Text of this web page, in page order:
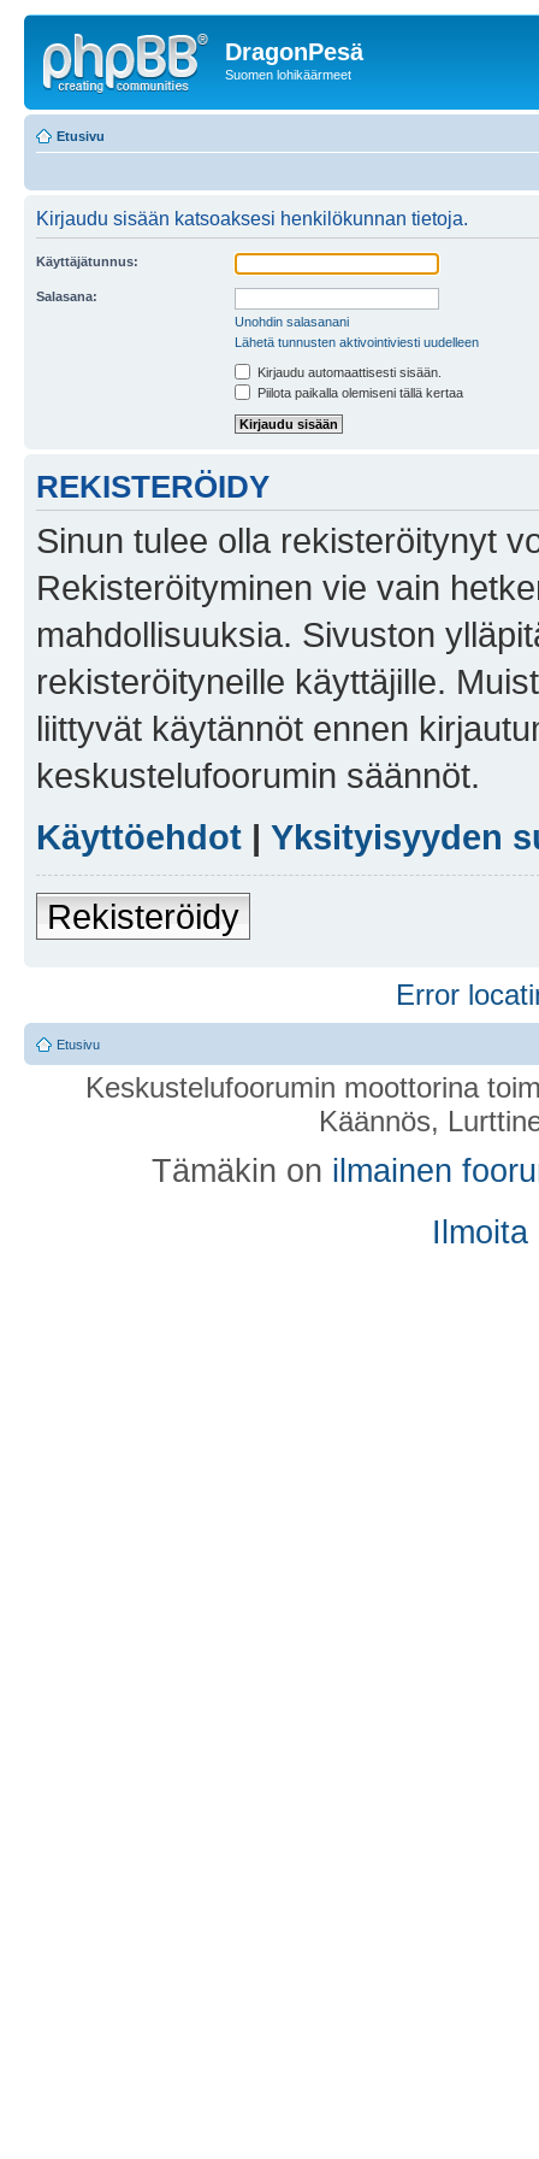
DragonPesä
Suomen lohikäärmeet
Etusivu
Kirjaudu sisään katsoaksesi henkilökunnan tietoja.
Käyttäjätunnus:
Salasana:
Unohdin salasanani
Lähetä tunnusten aktivointiviesti uudelleen
Kirjaudu automaattisesti sisään.
Piilota paikalla olemiseni tällä kertaa
REKISTERÖIDY
Sinun tulee olla rekisteröitynyt
Rekisteröityminen vie vain
mahdollisuuksia. Sivuston
rekisteröityneille käyttäjille.
liittyvät käytännöt ennen
keskustelufoorumin säännöt.
Käyttöehdot | Yksityisyyden
Rekisteröidy
Error
Etusivu
Keskustelufoorumin moottorina
Käännös,
Tämäkin on ilmainen